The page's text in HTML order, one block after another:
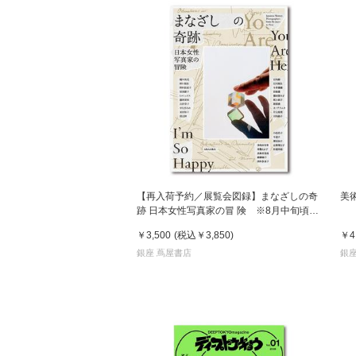
【再入荷予約／展覧会図録】まなざしの奇
跡 日本女性写真家の冒 険 ※8月中旬頃入
￥3,500 (税込 ￥3,850)
銀座 蔦屋書店
美
￥
銀